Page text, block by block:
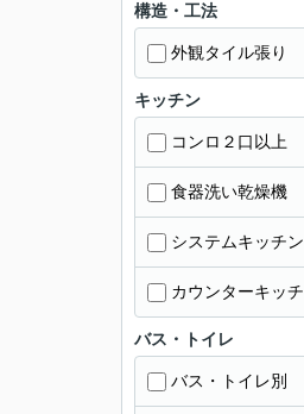
構造・工法
外観タイル張り
キッチン
コンロ２口以上
食器洗い乾燥機
システムキッチン
カウンターキッ
バス・トイレ
バス・トイレ別